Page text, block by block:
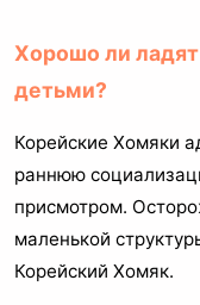
Хорошо ли
детьми?
Корейские Хомяки
раннюю
присмотром.
маленькой
Корейский Хомяк.